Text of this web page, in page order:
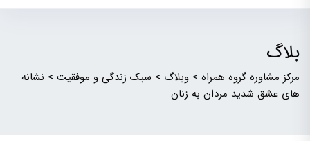
بلاگ
مرکز مشاوره گروه همراه > وبلاگ > سبک زندگی و موفقیت > نشانه
های عشق شدید مردان به زنان